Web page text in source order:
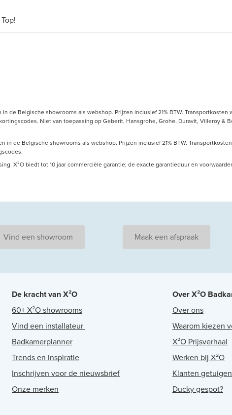
de Belgische showrooms als webshop. Prijzen inclusief 21% BTW.
Niet van toepassing op Geberit, Hansgrohe, Grohe, Duravit, Villeroy &
in de Belgische showrooms als webshop. Prijzen inclusief 21% BTW.
X²O biedt tot 10 jaar commerciële garantie; de exacte garantieduur en
Vind een showroom Maak een afspraak
De kracht van X²O
60+ X²O showrooms
Vind een installateur
Badkamerplanner
Trends en Inspiratie
Inschrijven voor de nieuwsbrief
Onze merken
Over X²O
Over ons
Waarom kiezen
X²O Prijsverhaal
Werken bij X²O
Klanten getuigen
Ducky gespot?